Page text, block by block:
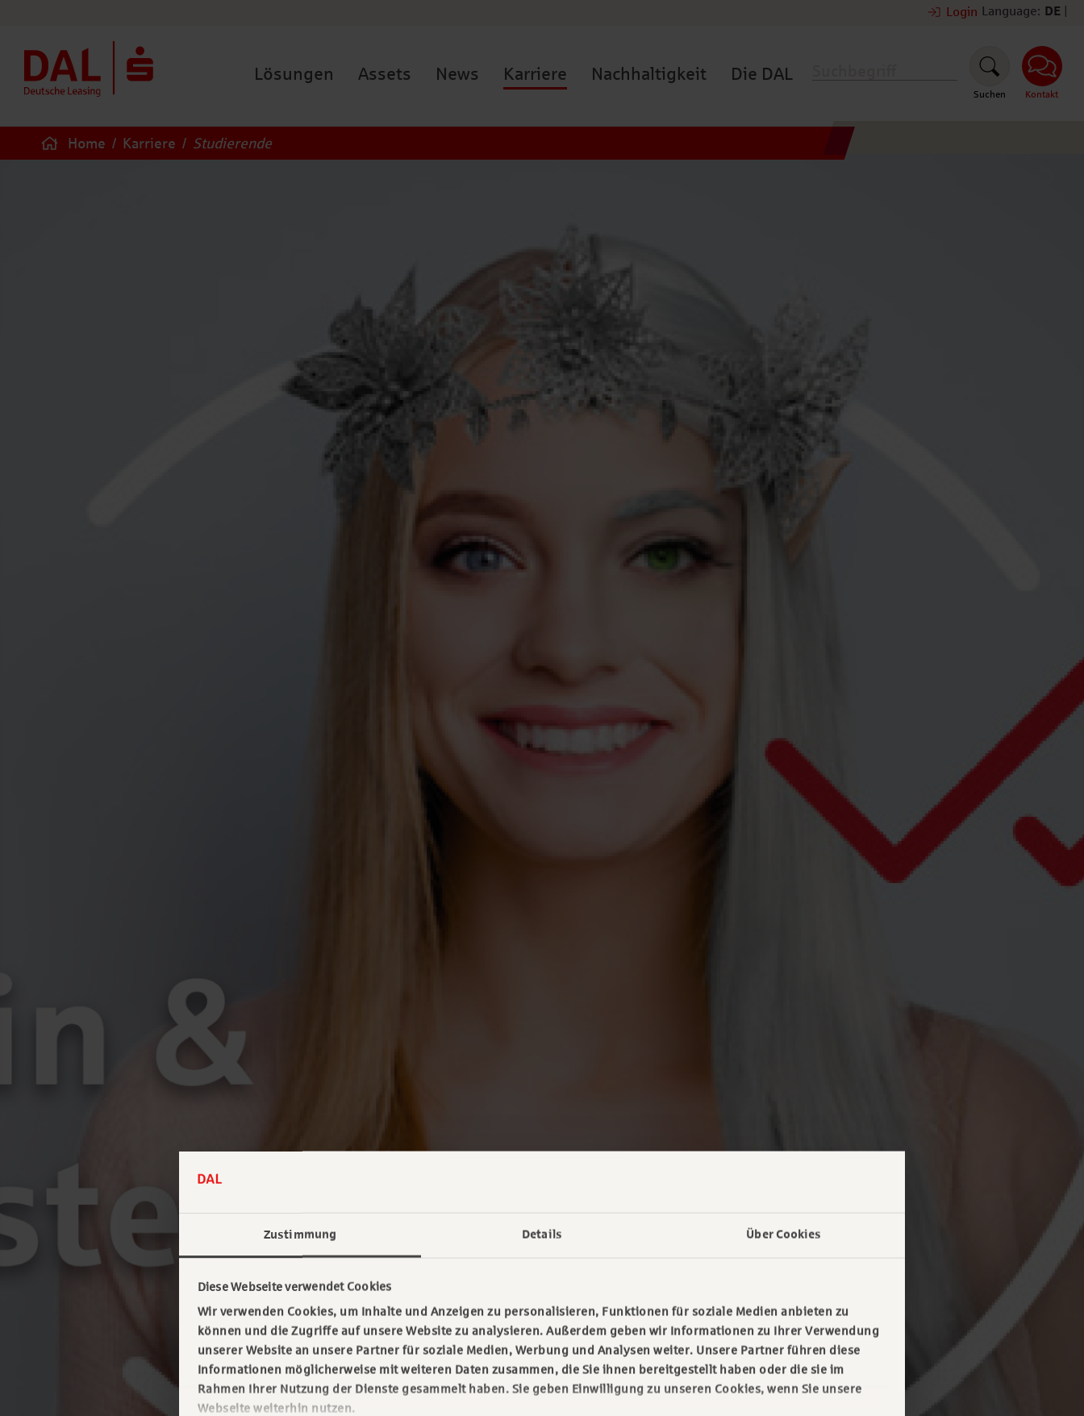
Zustimmung Details Über Cookies
Diese Webseite verwendet Cookies
Wir verwenden Cookies, um Inhalte und Anzeigen zu personalisieren, Funktionen für soziale Medien anbieten zu
können und die Zugriffe auf unsere Website zu analysieren. Außerdem geben wir Informationen zu Ihrer Verwendung
unserer Website an unsere Partner für soziale Medien, Werbung und Analysen weiter. Unsere Partner führen diese
Informationen möglicherweise mit weiteren Daten zusammen, die Sie ihnen bereitgestellt haben oder die sie im
Rahmen Ihrer Nutzung der Dienste gesammelt haben. Sie geben Einwilligung zu unseren Cookies, wenn Sie unsere
Webseite weiterhin nutzen.
Language: DE
Login
Lösungen Assets News Karriere Nachhaltigkeit Die DAL
Kontakt
Suchen
Home / Karriere / Studierende